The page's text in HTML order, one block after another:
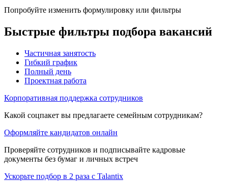
Попробуйте изменить формулировку или фильтры
Быстрые фильтры подбора вакансий
Частичная занятость
Гибкий график
Полный день
Проектная работа
Корпоративная поддержка сотрудников
Какой соцпакет вы предлагаете семейным сотрудникам?
Оформляйте кандидатов онлайн
Проверяйте сотрудников и подписывайте кадровые
документы без бумаг и личных встреч
Ускорьте подбор в 2 раза с Talantix